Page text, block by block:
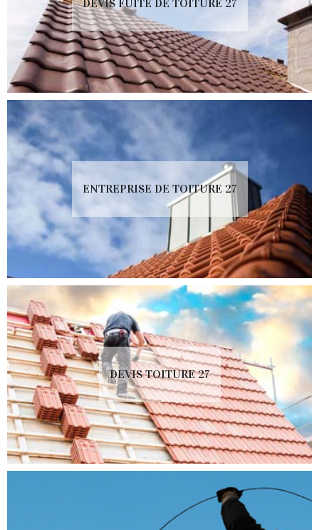
DEVIS FUITE DE TOITURE 27
ENTREPRISE DE TOITURE 27
DEVIS TOITURE 27